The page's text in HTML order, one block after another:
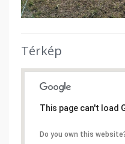
Térkép
This page can't load
Do you own this